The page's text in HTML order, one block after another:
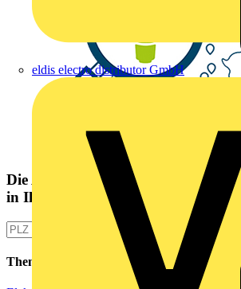
eldis electro distributor GmbH
Die Altlampen Sammelstelle
in Ihrer Nähe
Themen